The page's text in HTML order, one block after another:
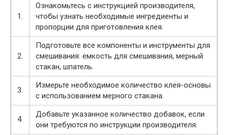
1.
Ознакомьтесь с инструкцией производителя,
чтобы узнать необходимые ингредиенты и
пропорции для приготовления клея.
2.
Подготовьте все компоненты и инструменты для
смешивания: емкость для смешивания, мерный
стакан, шпатель.
3.
Измерьте необходимое количество клея-основы
с использованием мерного стакана.
4.
Добавьте указанное количество добавок, если
они требуются по инструкции производителя.